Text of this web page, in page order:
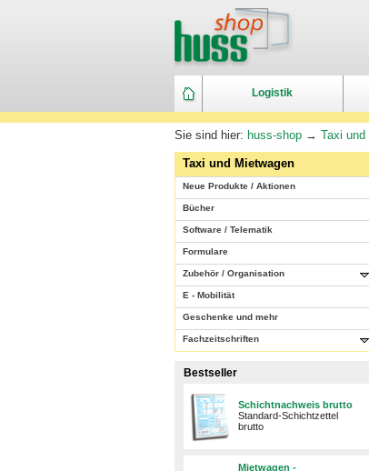
Logistik
Sie sind hier: huss-shop → Taxi und
Taxi und Mietwagen
Neue Produkte / Aktionen
Bücher
Software / Telematik
Formulare
Zubehör / Organisation
E - Mobilität
Geschenke und mehr
Fachzeitschriften
Bestseller
Schichtnachweis brutto
Standard-Schichtzettel
brutto
Mietwagen -